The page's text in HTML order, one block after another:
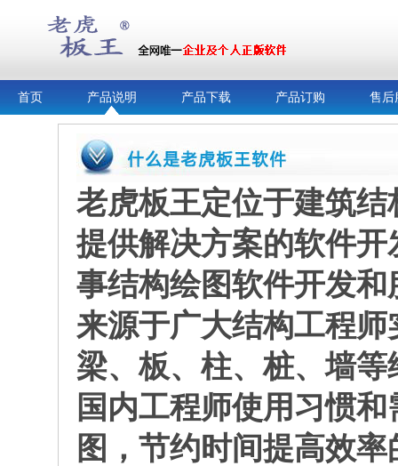
首页 产品说明 产品下载 产品订购 售后
老虎板王定位于建筑
提供解决方案的软件
事结构绘图软件开发
来源于广大结构工程
梁、板、柱、桩、墙
国内工程师使用习惯
图，节约时间提高效